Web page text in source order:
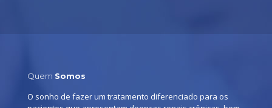
Quem Somos
O sonho de fazer um tratamento diferenciado para os